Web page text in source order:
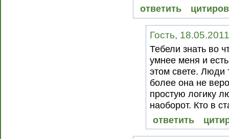
ответить
Гость,
Тебели знать во
умнее меня и
этом свете. Люди
более она не
простую логику
наоборот. Кто в
ответить